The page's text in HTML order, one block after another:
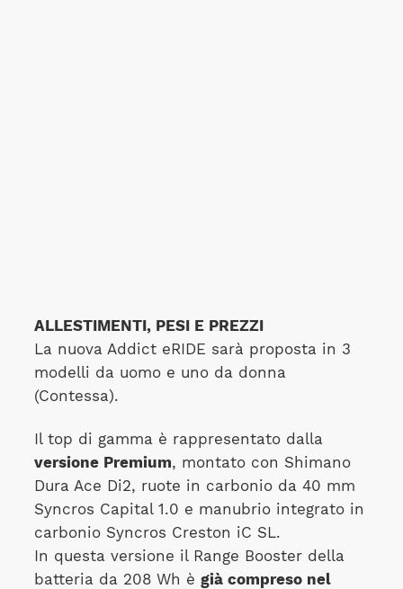
ALLESTIMENTI, PESI E PREZZI
La nuova Addict eRIDE sarà proposta in 3
modelli da uomo e uno da donna
(Contessa).
Il top di gamma è rappresentato dalla
versione Premium, montato con Shimano
Dura Ace Di2, ruote in carbonio da 40 mm
Syncros Capital 1.0 e manubrio integrato in
carbonio Syncros Creston iC SL.
In questa versione il Range Booster della
batteria da 208 Wh è già compreso nel